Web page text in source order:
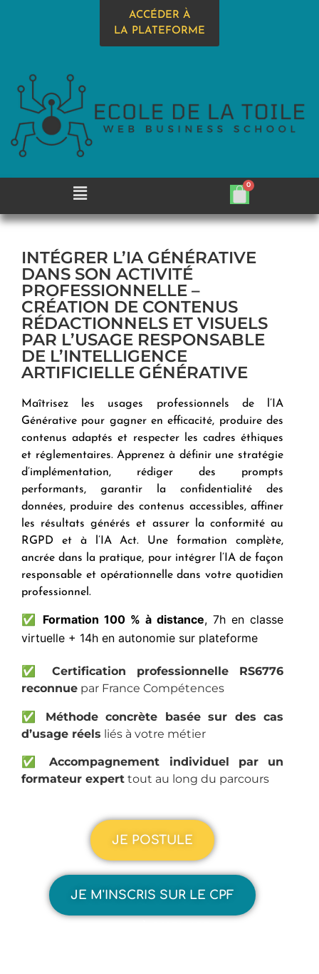
ACCÉDER À
LA PLATEFORME
INTÉGRER L’IA GÉNÉRATIVE
DANS SON ACTIVITÉ
PROFESSIONNELLE –
CRÉATION DE CONTENUS
RÉDACTIONNELS ET VISUELS
PAR L’USAGE RESPONSABLE
DE L’INTELLIGENCE
ARTIFICIELLE GÉNÉRATIVE
Maîtrisez les usages professionnels de l’IA
Générative pour gagner en efficacité, produire des
contenus adaptés et respecter les cadres éthiques
et réglementaires. Apprenez à définir une stratégie
d’implémentation, rédiger des prompts
performants, garantir la confidentialité des
données, produire des contenus accessibles, affiner
les résultats générés et assurer la conformité au
RGPD et à l’IA Act. Une formation complète,
ancrée dans la pratique, pour intégrer l’IA de façon
responsable et opérationnelle dans votre quotidien
professionnel.
✅ Formation 100 % à distance, 7h en classe
virtuelle + 14h en autonomie sur plateforme
✅ Certification professionnelle RS6776
reconnue par France Compétences
✅ Méthode concrète basée sur des cas
d’usage réels liés à votre métier
✅Accompagnement individuel par un
formateur expert tout au long du parcours
JE POSTULE
JE M'INSCRIS SUR LE CPF